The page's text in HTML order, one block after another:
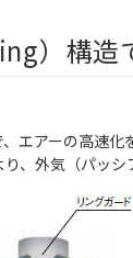
）構造
エアーの高速
、外気（パッ